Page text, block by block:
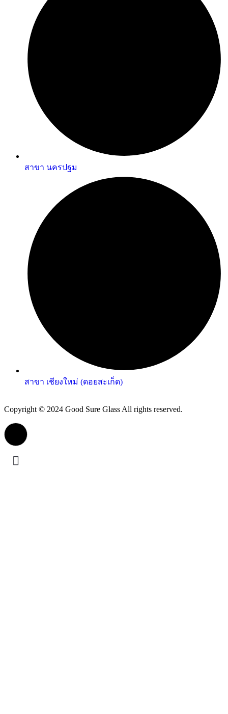
สาขา นครปฐม
สาขา เชียงใหม่ (ดอยสะเก็ด)
Copyright © 2024 Good Sure Glass All rights reserved.